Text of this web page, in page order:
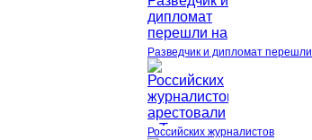
Разведчик и дипломат перешли
Российских журналистов